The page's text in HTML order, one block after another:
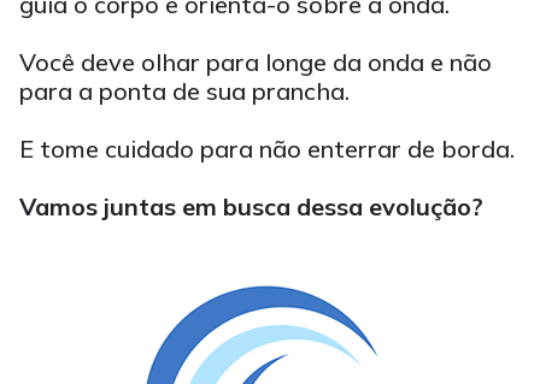
Você deve olhar para longe da onda e não
para a ponta de sua prancha.
E tome cuidado para não enterrar de borda.
Vamos juntas em busca dessa evolução?